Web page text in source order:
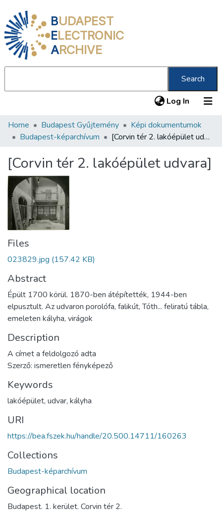
BUDAPEST
ELECTRONIC
ARCHIVE
Search
Log In (current)
Communities & Collections
Statistics
About us
Home Budapest Gyűjtemény
Képi dokumentumok
Budapest-képarchívum
[Corvin tér 2. lakóépület udvara]
[Corvin tér 2. lakóépület udvara]
Files
023829.jpg (157.42 KB)
Abstract
Épült 1700 körül. 1870-ben átépítették, 1944-ben
elpusztult. Az udvaron porolófa, falikút, Tóth... feliratú tábla,
emeleten kályha, virágok
Description
A címet a feldolgozó adta
Szerző: ismeretlen fényképező
Keywords
lakóépület, udvar, kályha
URI
https://bea.fszek.hu/handle/20.500.14711/160263
Collections
Budapest-képarchívum
Geographical location
Budapest. 1. kerület. Corvin tér 2.